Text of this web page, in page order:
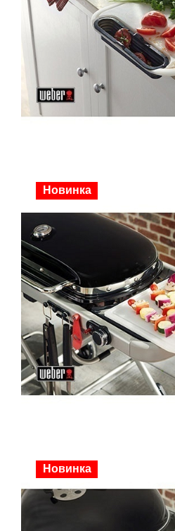
Новинка
Новинка